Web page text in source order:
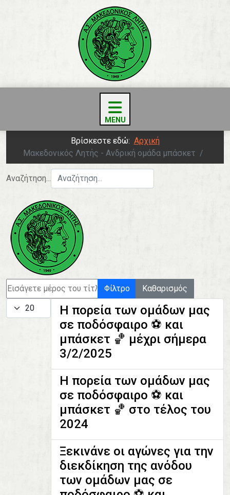
Βρίσκεστε εδώ: Αρχική
Μακεδονικός Λητής - Ανδρική ομάδα μπάσκετ
Αναζήτηση...
Εισάγετε μέρος του τίτλου.Φίλτρο
Καθαρισμός
Εμφάνιση #
Η πορεία των ομάδων μας
σε ποδόσφαιρο ⚽️ και
μπάσκετ 🏀 μέχρι σήμερα
3/2/2025
Η πορεία των ομάδων μας
σε ποδόσφαιρο ⚽️ και
μπάσκετ 🏀 στο τέλος του
2024
Ξεκινάνε οι αγώνες για την
διεκδίκηση της ανόδου
των ομάδων μας σε